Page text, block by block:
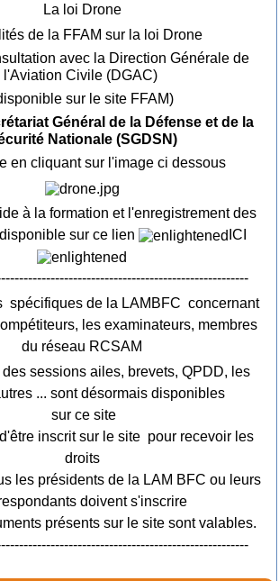
La loi Drone
de la FFAM sur la loi Drone
avec la Direction Générale de
l'Aviation Civile (DGAC)
sur le site FFAM)
Général de la Défense et de la
Nationale (SGDSN)
en cliquant sur l'image ci dessous
à la formation et l'enregistrement des
sur ce lien
ICI
spécifiques de la LAMBFC concernant
les examinateurs, membres
du réseau RCSAM
des sessions ailes, brevets, QPDD, les
... sont désormais disponibles
sur ce site
inscrit sur le site pour recevoir les
droits
les présidents de la LAM BFC ou leurs
doivent s'inscrire
présents sur le site sont valables.